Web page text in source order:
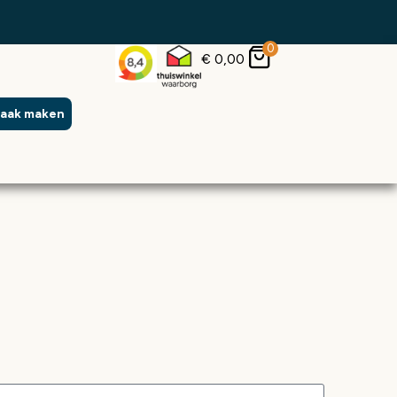
maken
€ 0,00
0